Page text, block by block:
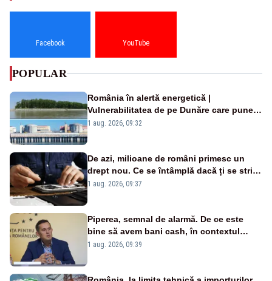
Facebook YouTube
POPULAR
România în alertă energetică |
Vulnerabilitatea de pe Dunăre care pune
în pericol Centrala Cernavodă era
1 aug. 2026, 09:32
De azi, milioane de români primesc un
drept nou. Ce se întâmplă dacă ți se strică
un produs
1 aug. 2026, 09:37
Piperea, semnal de alarmă. De ce este
bine să avem bani cash, în contextul
alertei energetice?
1 aug. 2026, 09:39